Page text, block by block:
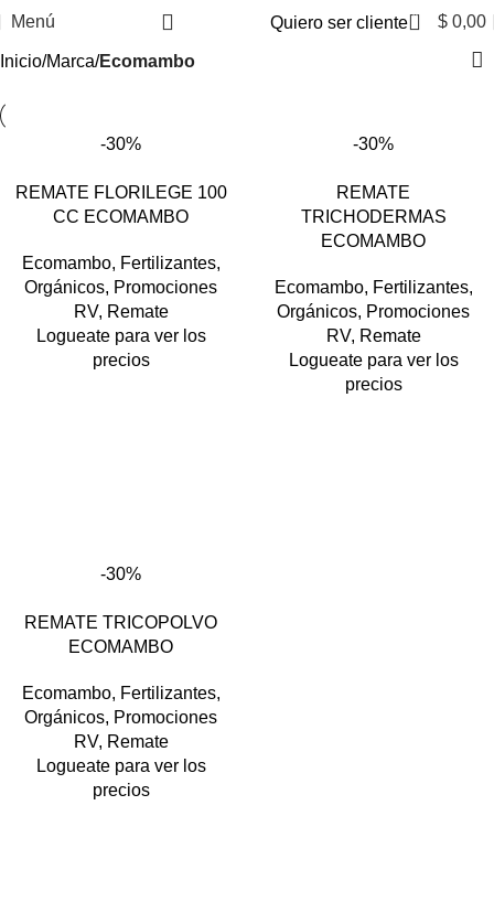
Menú Quiero ser cliente 0 $ 0,00
Inicio Marca Ecomambo
-30%
REMATE FLORILEGE 100
CC ECOMAMBO
Ecomambo, Fertilizantes,
Orgánicos, Promociones
RV, Remate
Logueate para ver los
precios
-30%
REMATE
TRICHODERMAS
ECOMAMBO
Ecomambo, Fertilizantes,
Orgánicos, Promociones
RV, Remate
Logueate para ver los
precios
-30%
REMATE TRICOPOLVO
ECOMAMBO
Ecomambo, Fertilizantes,
Orgánicos, Promociones
RV, Remate
Logueate para ver los
precios